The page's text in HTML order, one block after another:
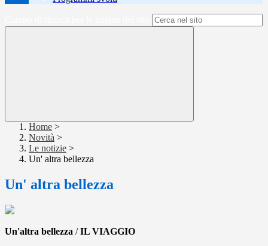
Home >
Novità >
Le notizie >
Un' altra bellezza
Un' altra bellezza
Un'altra bellezza /IL VIAGGIO